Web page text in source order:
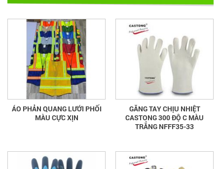
ÁO PHẢN QUANG LƯỚI PHỐI
MÀU CỰC XỊN
GĂNG TAY CHỊU NHIỆT
CASTONG 300 ĐỘ C MÀU
TRẮNG NFFF35-33